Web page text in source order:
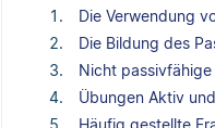
Die Verwendung
Die Bildung des
Nicht passivfähige
Übungen Aktiv
Häufig gestellte